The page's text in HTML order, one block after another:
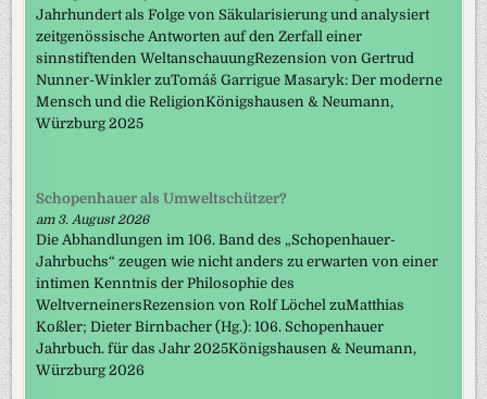
Jahrhundert als Folge von Säkularisierung und analysiert
zeitgenössische Antworten auf den Zerfall einer
sinnstiftenden WeltanschauungRezension von Gertrud
Nunner-Winkler zuTomáš Garrigue Masaryk: Der moderne
Mensch und die ReligionKönigshausen & Neumann,
Würzburg 2025
Schopenhauer als Umweltschützer?
am 3. August 2026
Die Abhandlungen im 106. Band des „Schopenhauer-
Jahrbuchs“ zeugen wie nicht anders zu erwarten von einer
intimen Kenntnis der Philosophie des
WeltverneinersRezension von Rolf Löchel zuMatthias
Koßler; Dieter Birnbacher (Hg.): 106. Schopenhauer
Jahrbuch. für das Jahr 2025Königshausen & Neumann,
Würzburg 2026